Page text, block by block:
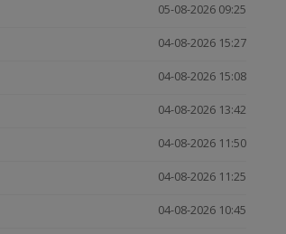
05-08-2026 09:25
04-08-2026 15:27
04-08-2026 15:08
04-08-2026 13:42
04-08-2026 11:50
04-08-2026 11:25
04-08-2026 10:45